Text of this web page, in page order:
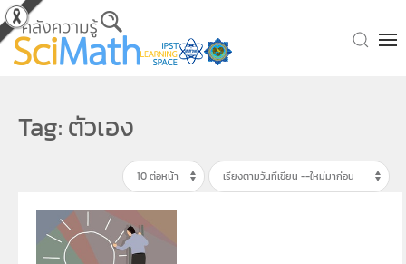
Skip to main content
Tag: ตัวเอง